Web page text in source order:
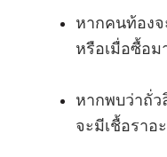
หากคนท้องจ
หรือเมื่อซื้อม
หากพบว่าถั่ว
จะมีเชื้อรา